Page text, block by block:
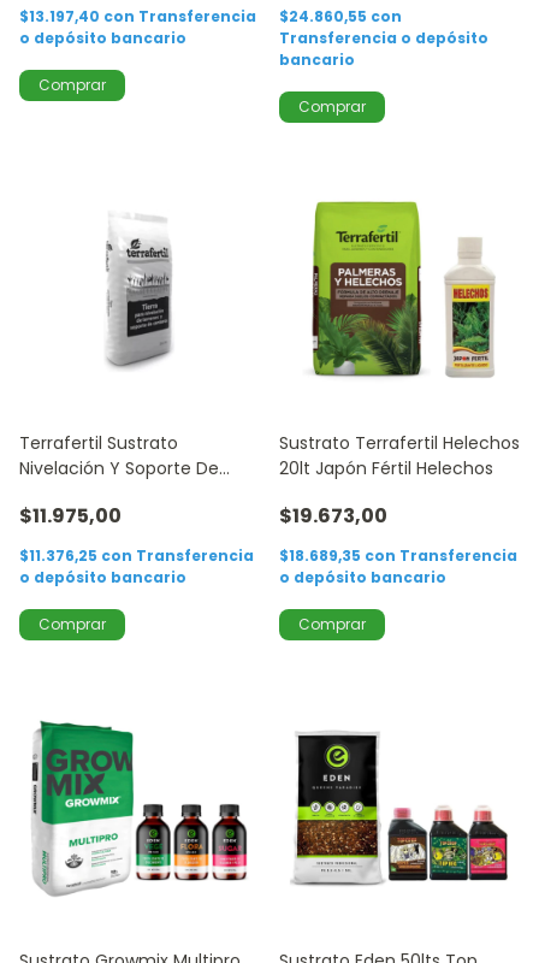
$13.197,40 con Transferencia
o depósito bancario
$24.860,55 con
Transferencia o depósito
bancario
Terrafertil Sustrato
Nivelación Y Soporte De
$11.975,00
$11.376,25 con Transferencia
o depósito bancario
Sustrato Terrafertil Helechos
20lt Japón Fértil Helechos
$19.673,00
$18.689,35 con Transferencia
o depósito bancario